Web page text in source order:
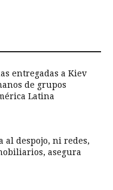
entregadas a Kiev
de grupos
Latina
al despojo, ni redes,
asegura